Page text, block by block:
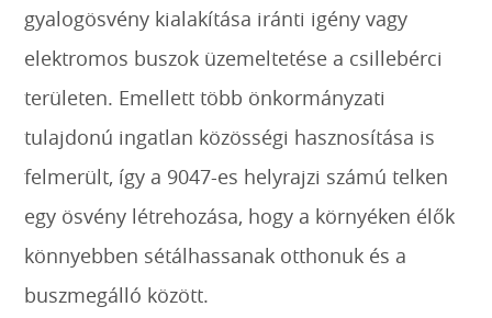
gyalogösvény kialakítása iránti igény vagy
elektromos buszok üzemeltetése a csillebérci
területen. Emellett több önkormányzati
tulajdonú ingatlan közösségi hasznosítása is
felmerült, így a 9047-es helyrajzi számú telken
egy ösvény létrehozása, hogy a környéken élők
könnyebben sétálhassanak otthonuk és a
buszmegálló között.